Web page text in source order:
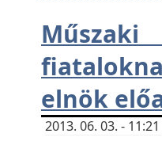
elnök
2013. 06. 03. -